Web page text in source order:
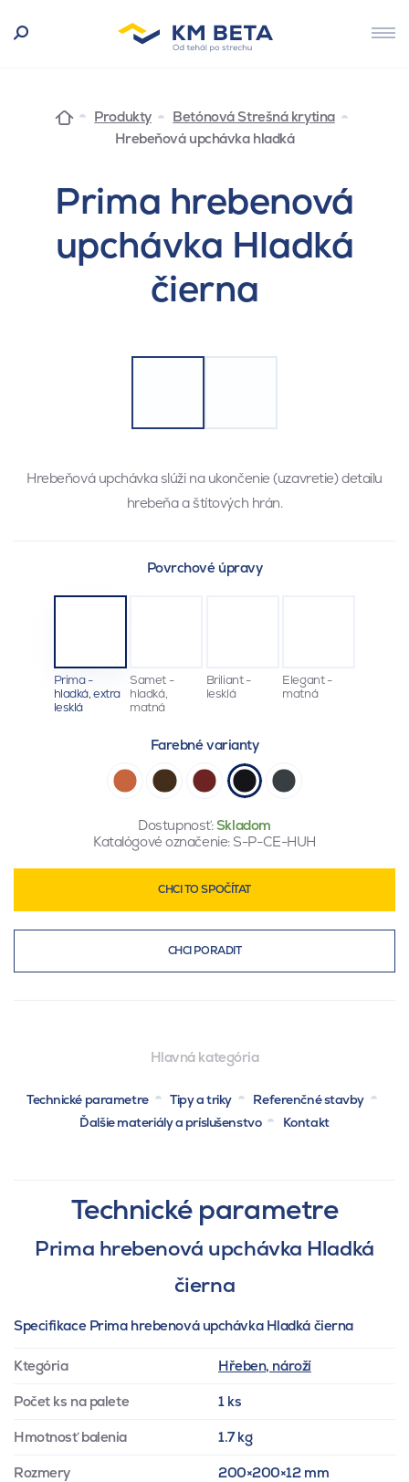
Produkty
Betónová Strešná krytina
Hrebeňová upchávka hladká
Prima hrebenová
upchávka Hladká
čierna
Hrebeňová upchávka slúži na ukončenie (uzavretie) detailu
hrebeňa a štítových hrán.
Povrchové úpravy
Prima -
hladká, extra
lesklá
Samet -
hladká,
matná
Briliant -
lesklá
Elegant -
matná
Farebné varianty
Dostupnosť:Skladom
Katalógové označenie: S-P-CE-HUH
CHCI TO SPOČÍTAT
CHCI PORADIT
Hlavná kategória
Technické parametre Tipy a triky
Referenčné stavby
Ďalšie materiály a príslušenstvo
Kontakt
Technické parametre
Prima hrebenová upchávka Hladká
čierna
Specifikace Prima hrebenová upchávka Hladká čierna
Ktegória Hřeben, nároží
Počet ks na palete 1 ks
Hmotnosť balenia 1.7 kg
Rozmery 200×200×12 mm